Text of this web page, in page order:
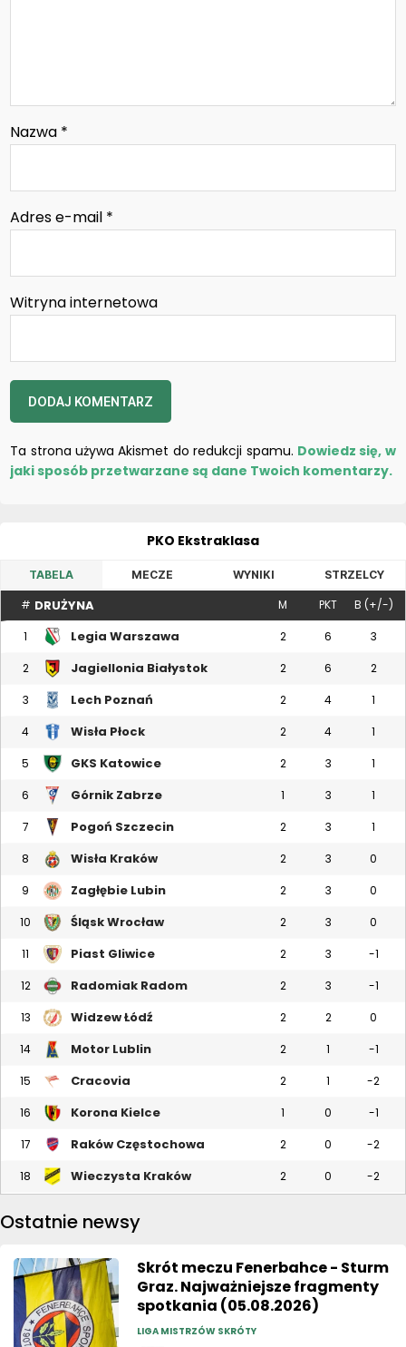
Nazwa *
Adres e-mail *
Witryna internetowa
Ta strona używa Akismet do redukcji spamu. Dowiedz się, w
jaki sposób przetwarzane są dane Twoich komentarzy.
PKO Ekstraklasa
TABELA MECZE WYNIKI STRZELCY
# DRUŻYNA M PKT B (+/-)
1 Legia Warszawa 2 6 3
2 Jagiellonia Białystok 2 6 2
3 Lech Poznań 2 4 1
4 Wisła Płock 2 4 1
5 GKS Katowice 2 3 1
6 Górnik Zabrze 1 3 1
7 Pogoń Szczecin 2 3 1
8 Wisła Kraków 2 3 0
9 Zagłębie Lubin 2 3 0
10 Śląsk Wrocław 2 3 0
11 Piast Gliwice 2 3 -1
12 Radomiak Radom 2 3 -1
13 Widzew Łódź 2 2 0
14 Motor Lublin 2 1 -1
15 Cracovia 2 1 -2
16 Korona Kielce 1 0 -1
17 Raków Częstochowa 2 0 -2
18 Wieczysta Kraków 2 0 -2
Ostatnie newsy
Skrót meczu Fenerbahce - Sturm
Graz. Najważniejsze fragmenty
spotkania (05.08.2026)
LIGA MISTRZÓW SKRÓTY